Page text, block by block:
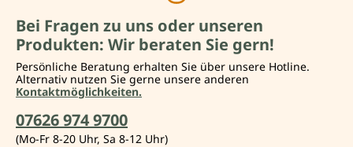
Bei Fragen zu uns oder unseren
Produkten: Wir beraten Sie gern!
Persönliche Beratung erhalten Sie über unsere Hotline.
Alternativ nutzen Sie gerne unsere anderen
Kontaktmöglichkeiten.
07626 974 9700
(Mo-Fr 8-20 Uhr, Sa 8-12 Uhr)